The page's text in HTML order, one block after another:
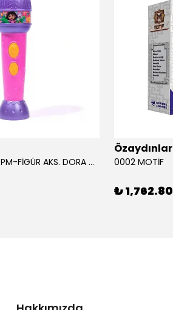
00009749 SUN-SPM-FİGÜR AKS. DORA MİKROFON YAĞMUR ORMANI RİTMİ (DORA) SESLİ
Özaydınlar
0002 MOTİF
₺ 1,762.80